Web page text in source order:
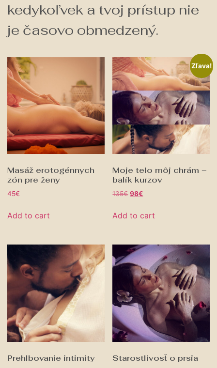
kedykoľvek a tvoj prístup nie
je časovo obmedzený.
Masáž erotogénnych
zón pre ženy
45€
Add to cart
Zľava!
Moje telo môj chrám –
balík kurzov
135€ 98€
Add to cart
Prehlbovanie intimity Starostlivosť o prsia